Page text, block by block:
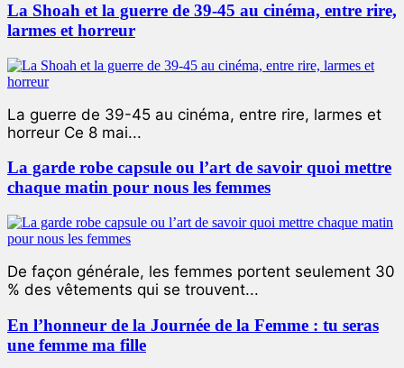
La Shoah et la guerre de 39-45 au cinéma, entre rire,
larmes et horreur
La guerre de 39-45 au cinéma, entre rire, larmes et
horreur Ce 8 mai...
La garde robe capsule ou l’art de savoir quoi mettre
chaque matin pour nous les femmes
De façon générale, les femmes portent seulement 30
% des vêtements qui se trouvent...
En l’honneur de la Journée de la Femme : tu seras
une femme ma fille